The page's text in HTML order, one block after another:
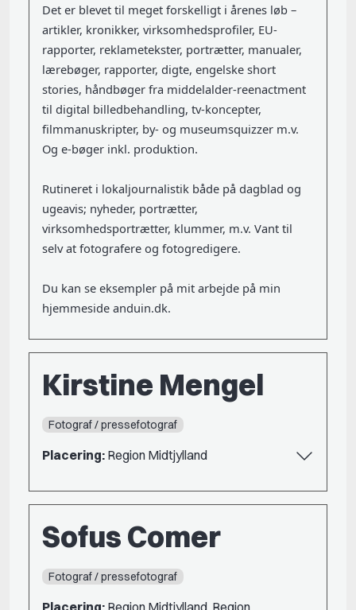
Det er blevet til meget forskelligt i årenes løb –
artikler, kronikker, virksomhedsprofiler, EU-
rapporter, reklametekster, portrætter, manualer,
lærebøger, rapporter, digte, engelske short
stories, håndbøger fra middelalder-reenactment
til digital billedbehandling, tv-koncepter,
filmmanuskripter, by- og museumsquizzer m.v.
Og e-bøger inkl. produktion.
Rutineret i lokaljournalistik både på dagblad og
ugeavis; nyheder, portrætter,
virksomhedsportrætter, klummer, m.v. Vant til
selv at fotografere og fotogredigere.
Du kan se eksempler på mit arbejde på min
hjemmeside anduin.dk.
Kirstine Mengel
Fotograf / pressefotograf
Placering: Region Midtjylland
Sofus Comer
Fotograf / pressefotograf
Placering: Region Midtjylland, Region